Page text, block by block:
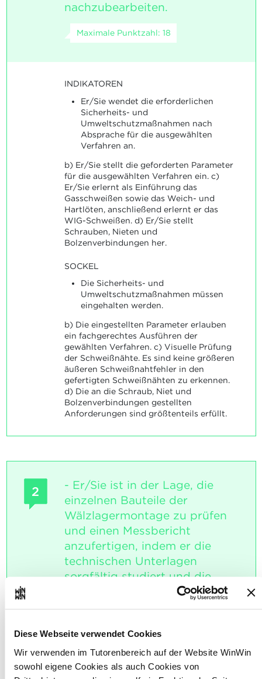
Diese Webseite verwendet Cookies
Wir verwenden im Tutorenbereich auf der Website WinWin
sowohl eigene Cookies als auch Cookies von
nachzubearbeiten.
Maximale Punktzahl: 18
INDIKATOREN
Er/Sie wendet die erforderlichen
Sicherheits- und
Umweltschutzmaßnahmen nach
Absprache für die ausgewählten
Verfahren an.
b) Er/Sie stellt die geforderten Parameter
für die ausgewählten Verfahren ein. c)
Er/Sie erlernt als Einführung das
Gasschweißen sowie das Weich- und
Hartlöten, anschließend erlernt er das
WIG-Schweißen. d) Er/Sie stellt
Schrauben, Nieten und
Bolzenverbindungen her.
SOCKEL
Die Sicherheits- und
Umweltschutzmaßnahmen müssen
eingehalten werden.
b) Die eingestellten Parameter erlauben
ein fachgerechtes Ausführen der
gewählten Verfahren. c) Visuelle Prüfung
der Schweißnähte. Es sind keine größeren
äußeren Schweißnahtfehler in den
gefertigten Schweißnähten zu erkennen.
d) Die an die Schraub, Niet und
Bolzenverbindungen gestellten
Anforderungen sind größtenteils erfüllt.
2
- Er/Sie ist in der Lage, die
einzelnen Bauteile der
Wälzlagermontage zu prüfen
und einen Messbericht
anzufertigen, indem er die
technischen Unterlagen
sorgfältig studiert und die
benötigten Informationen
auswählt. Er erlernt die
Gleitlager, sowie die
vorschriftsmäßige Montage
und Demontage der Wälzlager.